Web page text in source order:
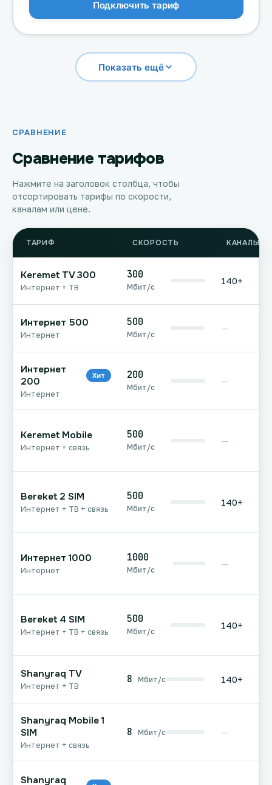
Подключить тариф
Показать ещё
СРАВНЕНИЕ
Сравнение тарифов
Нажмите на заголовок столбца, чтобы
отсортировать тарифы по скорости,
каналам или цене.
ТАРИФ СКОРОСТЬ КАНАЛЫ
Keremet TV 300
Интернет + ТВ
300
Мбит/с
140+
Интернет 500
Интернет
500
Мбит/с
—
Интернет
200
Хит
Интернет
200
Мбит/с
—
Keremet Mobile
Интернет + связь
500
Мбит/с
—
Bereket 2 SIM
Интернет + ТВ + связь
500
Мбит/с
140+
Интернет 1000
Интернет
1000
Мбит/с
—
Bereket 4 SIM
Интернет + ТВ + связь
500
Мбит/с
140+
Shanyraq TV
Интернет + ТВ
8 Мбит/с 140+
Shanyraq Mobile 1
SIM
Интернет + связь
8 Мбит/с —
Shanyraq